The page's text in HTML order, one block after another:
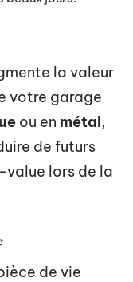
la valeur
votre garage
ou en métal,
de futurs
lors de la
de vie